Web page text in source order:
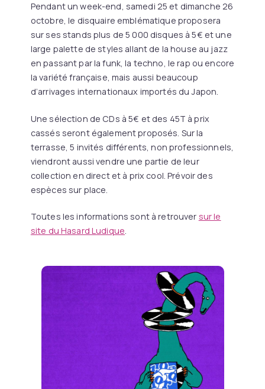
Pendant un week-end, samedi 25 et dimanche 26
octobre, le disquaire emblématique proposera
sur ses stands plus de 5 000 disques à 5€ et une
large palette de styles allant de la house au jazz
en passant par la funk, la techno, le rap ou encore
la variété française, mais aussi beaucoup
d’arrivages internationaux importés du Japon.
Une sélection de CDs à 5€ et des 45T à prix
cassés seront également proposés. Sur la
terrasse, 5 invités différents, non professionnels,
viendront aussi vendre une partie de leur
collection en direct et à prix cool. Prévoir des
espèces sur place.
Toutes les informations sont à retrouver sur le
site du Hasard Ludique.